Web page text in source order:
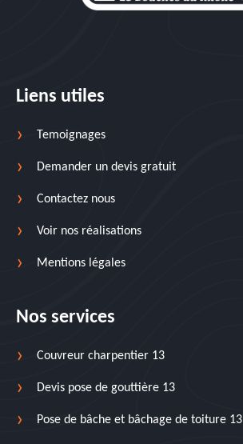
Liens utiles
Temoignages
Demander un devis gratuit
Contactez nous
Voir nos réalisations
Mentions légales
Nos services
Couvreur charpentier 13
Devis pose de gouttière 13
Pose de bâche et bâchage de toiture 13